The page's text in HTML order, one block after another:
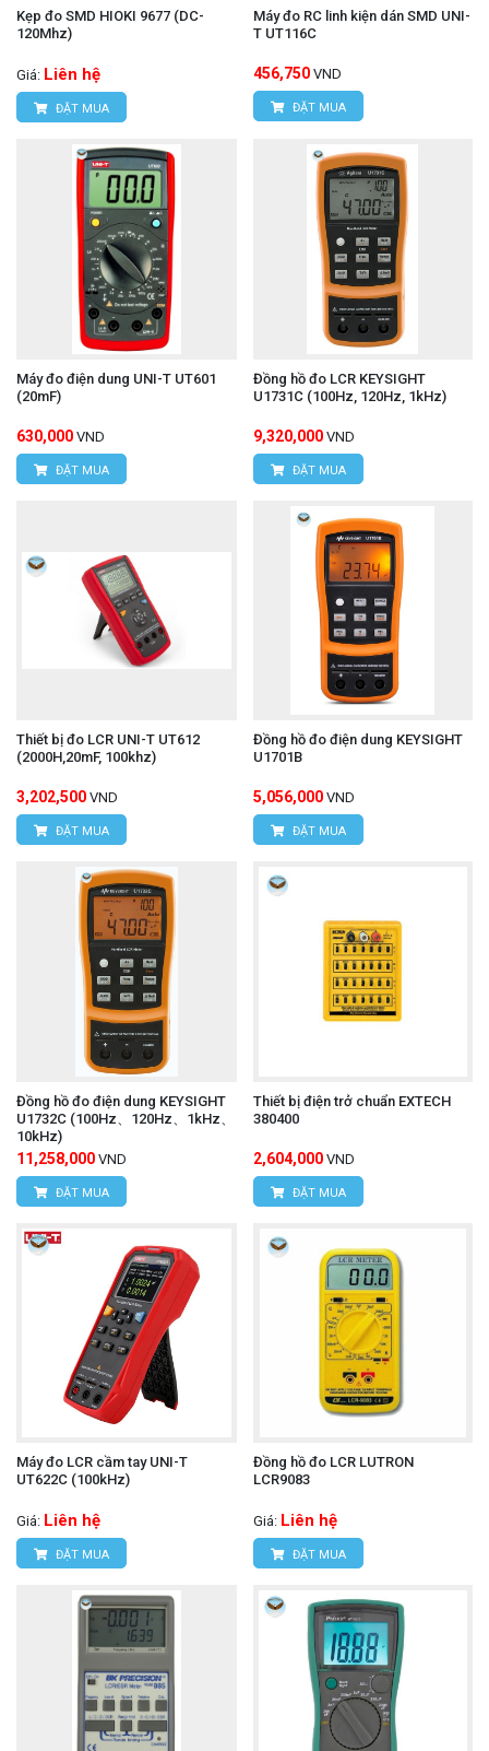
Kẹp đo SMD HIOKI 9677 (DC-
120Mhz)
Giá: Liên hệ
ĐẶT MUA
Máy đo RC linh kiện dán SMD UNI-
T UT116C
456,750 VND
ĐẶT MUA
Máy đo điện dung UNI-T UT601
(20mF)
630,000 VND
ĐẶT MUA
Đồng hồ đo LCR KEYSIGHT
U1731C (100Hz, 120Hz, 1kHz)
9,320,000 VND
ĐẶT MUA
Thiết bị đo LCR UNI-T UT612
(2000H,20mF, 100khz)
3,202,500 VND
ĐẶT MUA
Đồng hồ đo điện dung KEYSIGHT
U1701B
5,056,000 VND
ĐẶT MUA
Đồng hồ đo điện dung KEYSIGHT
U1732C (100Hz、120Hz、1kHz、
10kHz)
11,258,000 VND
ĐẶT MUA
Thiết bị điện trở chuẩn EXTECH
380400
2,604,000 VND
ĐẶT MUA
Máy đo LCR cầm tay UNI-T
UT622C (100kHz)
Giá: Liên hệ
ĐẶT MUA
Đồng hồ đo LCR LUTRON
LCR9083
Giá: Liên hệ
ĐẶT MUA